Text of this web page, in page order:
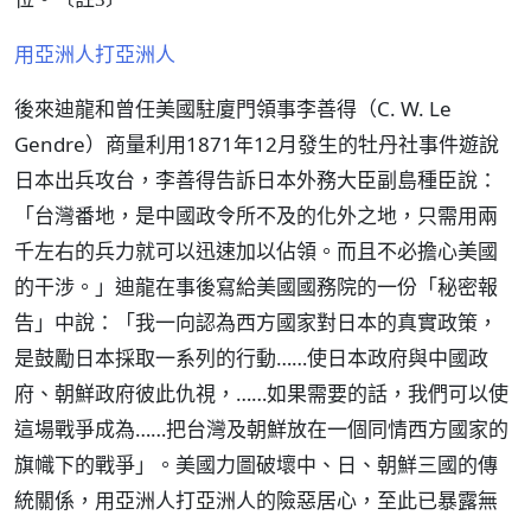
用亞洲人打亞洲人
後來迪龍和曾任美國駐廈門領事李善得（C. W. Le
Gendre）商量利用1871年12月發生的牡丹社事件遊說
日本出兵攻台，李善得告訴日本外務大臣副島種臣說：
「台灣番地，是中國政令所不及的化外之地，只需用兩
千左右的兵力就可以迅速加以佔領。而且不必擔心美國
的干涉。」迪龍在事後寫給美國國務院的一份「秘密報
告」中說：「我一向認為西方國家對日本的真實政策，
是鼓勵日本採取一系列的行動……使日本政府與中國政
府、朝鮮政府彼此仇視，……如果需要的話，我們可以使
這場戰爭成為……把台灣及朝鮮放在一個同情西方國家的
旗幟下的戰爭」。美國力圖破壞中、日、朝鮮三國的傳
統關係，用亞洲人打亞洲人的險惡居心，至此已暴露無